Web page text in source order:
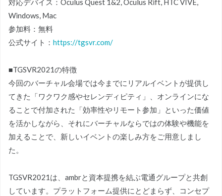
対応デバイス：Oculus Quest 1&2, Oculus Rift, HTC VIVE,
Windows, Mac
参加料：無料
公式サイト： https://tgsvr.com/
■TGSVR2021の特徴
今回のバーチャル会場では今までにリアルイベントが提供し
てきた「ワクワク感やセレンディピティ」、オンラインにな
ることで付加された「効率性やリモート参加」といった価値
を活かしながら、それにバーチャルならではの体験や機能を
加えることで、新しいイベントの楽しみ方をご用意しまし
た。
TGSVR2021は、ambrと資本提携を結ぶ電通グループと共創
しています。プラットフォーム提供にとどまらず、コンセプ